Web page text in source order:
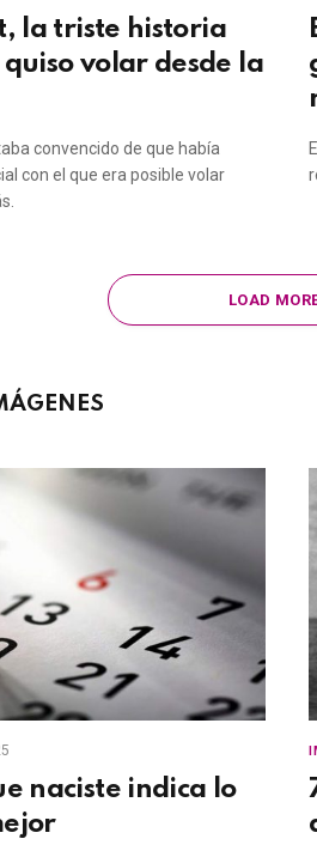
la triste historia
volar desde la
convencido de que había
con el que era posible volar
LOAD
naciste indica lo